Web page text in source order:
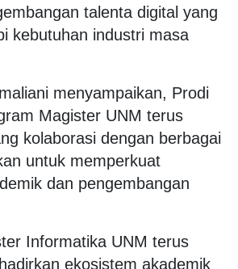
talenta digital yang
kebutuhan industri masa
menyampaikan, Prodi
Magister UNM terus
kolaborasi dengan berbagai
untuk memperkuat
dan pengembangan
Informatika UNM terus
ekosistem akademik